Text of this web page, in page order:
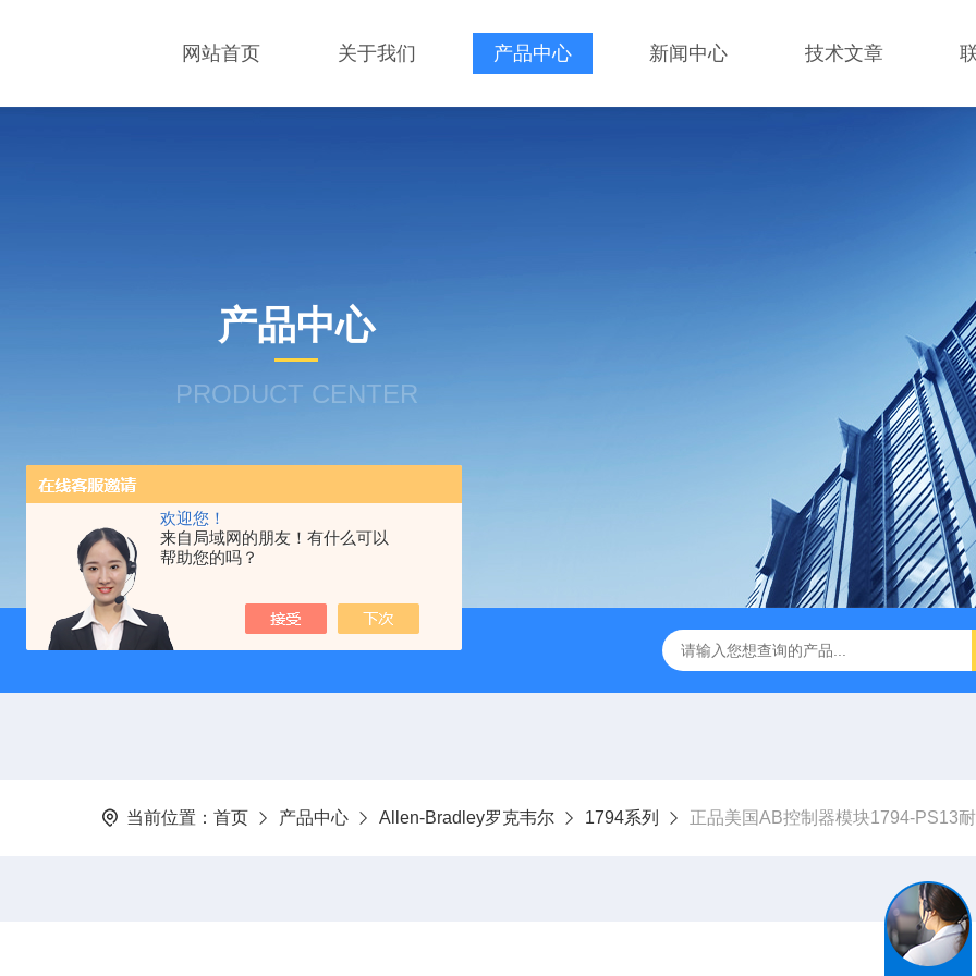
欢迎您！
来自局域网的朋友！有什么可以
帮助您的吗？
网站首页 关于我们 产品中心 新闻中心 技术文章
产品中心
PRODUCT CENTER
当前位置： 首页 产品中心 Allen-Bradley罗克韦尔 1794系列 正品美国AB控制器模块1794-PS13